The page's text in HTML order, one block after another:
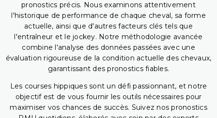
pronostics précis. Nous examinons attentivement
l'historique de performance de chaque cheval, sa forme
actuelle, ainsi que d'autres facteurs clés tels que
l'entraîneur et le jockey. Notre méthodologie avancée
combine l'analyse des données passées avec une
évaluation rigoureuse de la condition actuelle des chevaux,
garantissant des pronostics fiables.
Les courses hippiques sont un défi passionnant, et notre
objectif est de vous fournir les outils nécessaires pour
maximiser vos chances de succès. Suivez nos pronostics